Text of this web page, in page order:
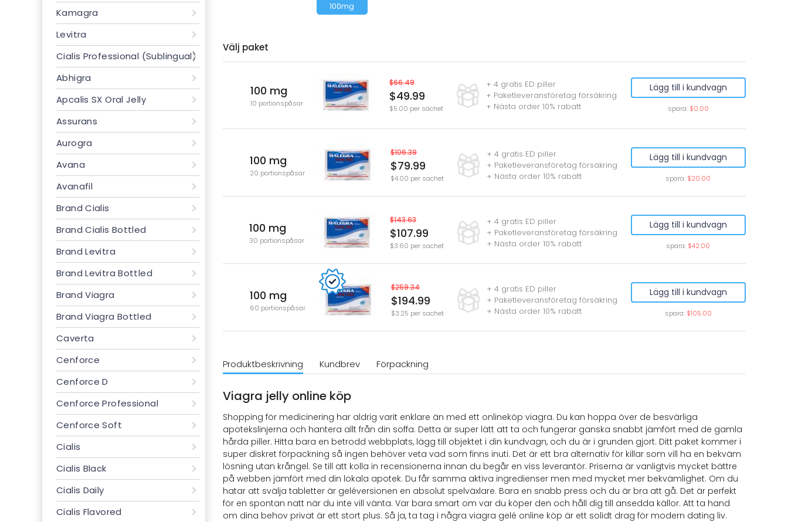
Kamagra
Levitra
Cialis Professional (Sublingual)
Abhigra
Apcalis SX Oral Jelly
Assurans
Aurogra
Avana
Avanafil
Brand Cialis
Brand Cialis Bottled
Brand Levitra
Brand Levitra Bottled
Brand Viagra
Brand Viagra Bottled
Caverta
Cenforce
Cenforce D
Cenforce Professional
Cenforce Soft
Cialis
Cialis Black
Cialis Daily
Cialis Flavored
100mg
Välj paket
100 mg
10 portionspåsar
+ 4 gratis ED piller
+ Paketleveransföretag försäkring
+ Nästa order 10% rabatt
$66.49
$49.99
$5.00 per sachet
Lägg till i kundvagn
spara: $0.00
100 mg
20 portionspåsar
+ 4 gratis ED piller
+ Paketleveransföretag försäkring
+ Nästa order 10% rabatt
$106.39
$79.99
$4.00 per sachet
Lägg till i kundvagn
spara: $20.00
100 mg
30 portionspåsar
+ 4 gratis ED piller
+ Paketleveransföretag försäkring
+ Nästa order 10% rabatt
$143.63
$107.99
$3.60 per sachet
Lägg till i kundvagn
spara: $42.00
100 mg
60 portionspåsar
+ 4 gratis ED piller
+ Paketleveransföretag försäkring
+ Nästa order 10% rabatt
$259.34
$194.99
$3.25 per sachet
Lägg till i kundvagn
spara: $105.00
Produktbeskrivning Kundbrev Förpackning
Viagra jelly online köp
Shopping för medicinering har aldrig varit enklare än med ett onlineköp viagra. Du kan hoppa över de besvärliga
apotekslinjerna och hantera allt från din soffa. Detta är super lätt att ta och fungerar ganska snabbt jämfört med de gamla
hårda piller. Hitta bara en betrodd webbplats, lägg till objektet i din kundvagn, och du är i grunden gjort. Ditt paket kommer i
super diskret förpackning så ingen behöver veta vad som finns inuti. Det är ett bra alternativ för killar som vill ha en bekväm
lösning utan krångel. Se till att kolla in recensionerna innan du begår en viss leverantör. Priserna är vanligtvis mycket bättre
på webben jämfört med din lokala apotek. Du får samma aktiva ingredienser men med mycket mer bekvämlighet. Om du
hatar att svälja tabletter är geléversionen en absolut spelväxlare. Bara en snabb press och du är bra att gå. Det är perfekt
för en spontan natt när du inte vill vänta. Var bara smart om var du köper den och håll dig till ansedda källor. Att ta hand
om dina behov privat är ett stort plus. Så ja, ta tag i några viagra gelé online köp är ett solidt drag för modern dating liv.